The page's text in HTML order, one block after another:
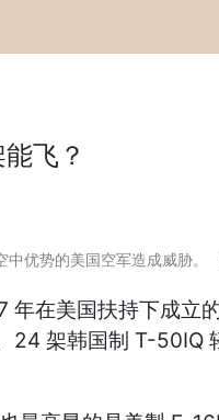
飞？
中优势的美国空军造成威胁
年在美国扶持下成
24 架韩国制 T-